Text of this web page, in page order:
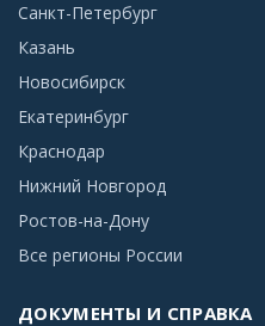
Санкт-Петербург
Казань
Новосибирск
Екатеринбург
Краснодар
Нижний Новгород
Ростов-на-Дону
Все регионы России
ДОКУМЕНТЫ И СПРАВКА